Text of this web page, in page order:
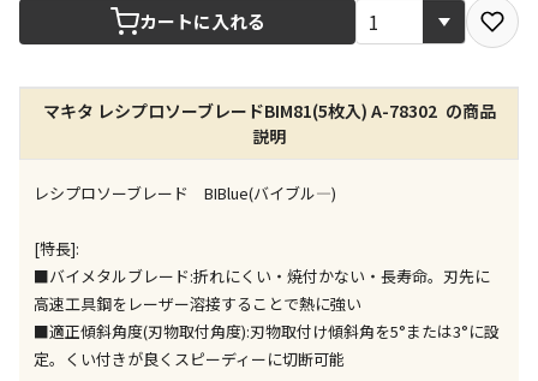
店舗のみで受取できる商品です（宅配便でのお届けが
す
特定の店舗のみで受取ができる商品です（宅配便での
※同時購入の商品は、全て同じ店舗での受取となりま
委託業者によりお届けする商品です
※ほか商品との同時購入はできません。お手数です
が、ご購入手続きを分けてお買い求めください
※支払い方法の代金引換は選択できません。
※電話注文はできません。
カートに入れる
マキタ レシプロソーブレードBIM81(5枚入) A-78302 の商品
説明
レシプロソーブレード BIBlue(バイブル―)
[特長]:
■バイメタルブレード:折れにくい・焼付かない・長寿命。刃先に
高速工具鋼をレーザー溶接することで熱に強い
■適正傾斜角度(刃物取付角度):刃物取付け傾斜角を5°または3°に設
定。くい付きが良くスピーディーに切断可能